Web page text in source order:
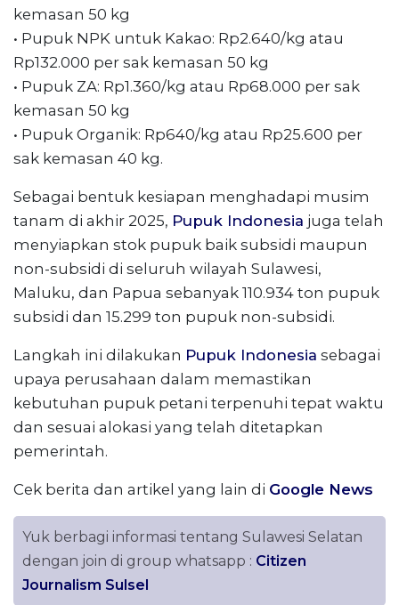
kemasan 50 kg
• Pupuk NPK untuk Kakao: Rp2.640/kg atau
Rp132.000 per sak kemasan 50 kg
• Pupuk ZA: Rp1.360/kg atau Rp68.000 per sak
kemasan 50 kg
• Pupuk Organik: Rp640/kg atau Rp25.600 per
sak kemasan 40 kg.
Sebagai bentuk kesiapan menghadapi musim
tanam di akhir 2025, Pupuk Indonesia juga telah
menyiapkan stok pupuk baik subsidi maupun
non-subsidi di seluruh wilayah Sulawesi,
Maluku, dan Papua sebanyak 110.934 ton pupuk
subsidi dan 15.299 ton pupuk non-subsidi.
Langkah ini dilakukan Pupuk Indonesia sebagai
upaya perusahaan dalam memastikan
kebutuhan pupuk petani terpenuhi tepat waktu
dan sesuai alokasi yang telah ditetapkan
pemerintah.
Cek berita dan artikel yang lain di Google News
Yuk berbagi informasi tentang Sulawesi Selatan
dengan join di group whatsapp : Citizen
Journalism Sulsel